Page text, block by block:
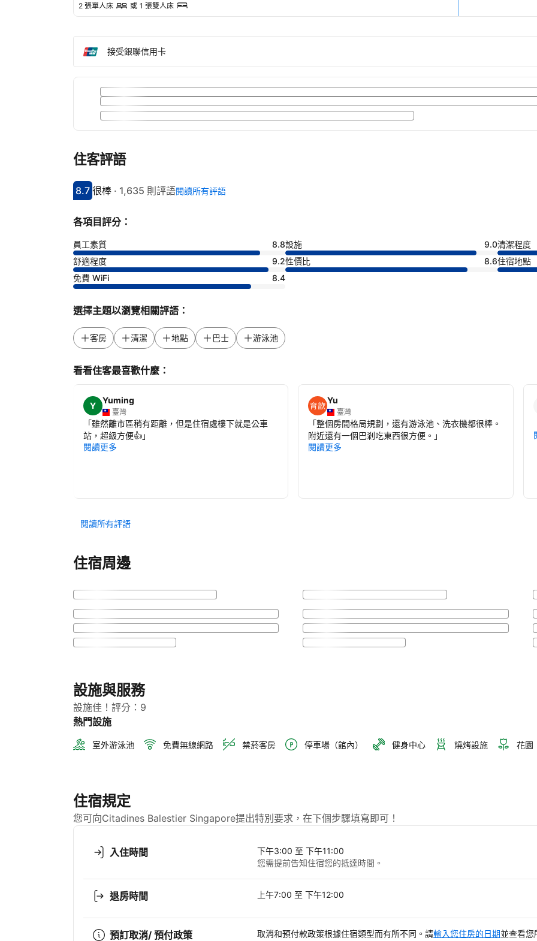
2 張單人床 或 1 張雙人床
接受銀聯信用卡
住客評語
分數8.7分
8.7
評比很棒
很棒 · 1,635 則評語閱讀所有評語
各項目評分：
員工素質 8.8設施 9.0清潔程度
舒適程度
9.2性價比 8.6住宿地點
免費 WiFi
8.4
選擇主題以瀏覽相關評語：
客房 清潔 地點 巴士 游泳池
看看住客最喜歡什麼：
Y
Yuming
臺灣
「雖然離市區稍有距離，但是住宿處樓下就是公車
站，超級方便👍」
閱讀更多
Yu
臺灣
「整個房間格局規劃，還有游泳池、洗衣機都很棒。
附近還有一個巴剎吃東西很方便。 」
閱讀更多
閱讀所有評語
住宿周邊
設施與服務
設施佳！評分：9
熱門設施
室外游泳池 免費無線網路 禁菸客房 停車場（館內） 健身中心 燒烤設施 花園
住宿規定
您可向Citadines Balestier Singapore提出特別要求，在下個步驟填寫即可！
入住時間
下午3:00 至 下午11:00
您需提前告知住宿您的抵達時間。
退房時間 上午7:00 至 下午12:00
預訂取消/ 預付政策 取消和預付款政策根據住宿類型而有所不同。請輸入您住房的日期並查看您